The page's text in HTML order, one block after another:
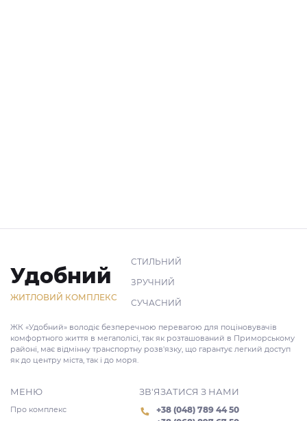
Удобний
ЖИТЛОВИЙ КОМПЛЕКС
СТИЛЬНИЙ
ЗРУЧНИЙ
СУЧАСНИЙ
ЖК «Удобний» володіє безперечною перевагою для поціновувачів
комфортного життя в мегаполісі, так як розташований в Приморському
районі, має відмінну транспортну розв'язку, що гарантує легкий доступ
як до центру міста, так і до моря.
МЕНЮ
Про комплекс
ЗВ'ЯЗАТИСЯ З НАМИ
+38 (048) 789 44 50